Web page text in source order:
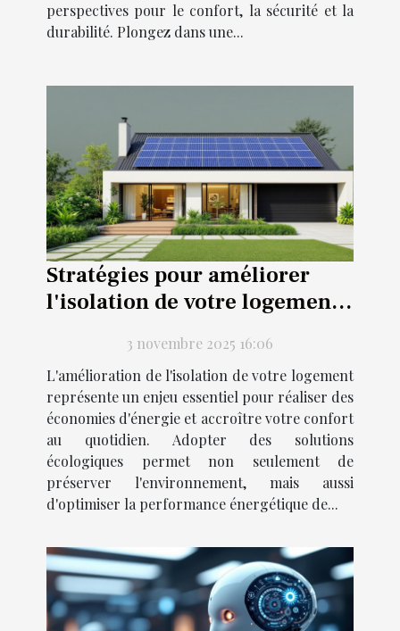
perspectives pour le confort, la sécurité et la
durabilité. Plongez dans une...
Stratégies pour améliorer
l'isolation de votre logement
3 novembre 2025 16:06
L'amélioration de l'isolation de votre logement
représente un enjeu essentiel pour réaliser des
économies d'énergie et accroître votre confort
au quotidien. Adopter des solutions
écologiques permet non seulement de
préserver l'environnement, mais aussi
d'optimiser la performance énergétique de...